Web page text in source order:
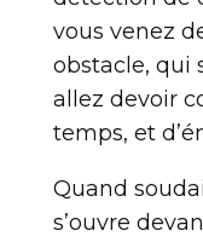
vous venez
obstacle, qui
allez devoir
temps, et
Quand
s’ouvre